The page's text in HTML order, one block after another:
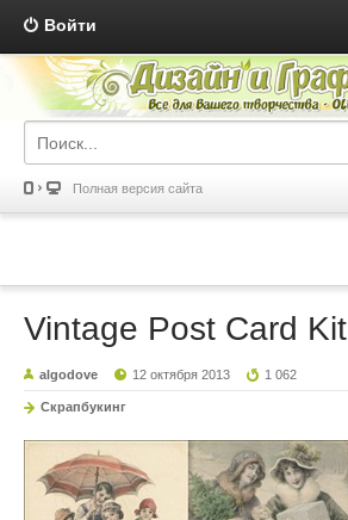
Войти
Полная версия сайта
Vintage Post Card Kit
algodove 12 октября 2013 1 062
Скрапбукинг